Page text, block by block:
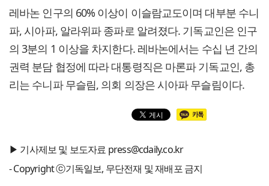
레바논 인구의 60% 이상이 이슬람교도이며 대부분 수니
파, 시아파, 알라위파 종파로 알려졌다. 기독교인은 인구
의 3분의 1 이상을 차지한다. 레바논에서는 수십 년 간의
권력 분담 협정에 따라 대통령직은 마론파 기독교인, 총
리는 수니파 무슬림, 의회 의장은 시아파 무슬림이다.
▶ 기사제보 및 보도자료 press@cdaily.co.kr
- Copyright ⓒ기독일보, 무단전재 및 재배포 금지